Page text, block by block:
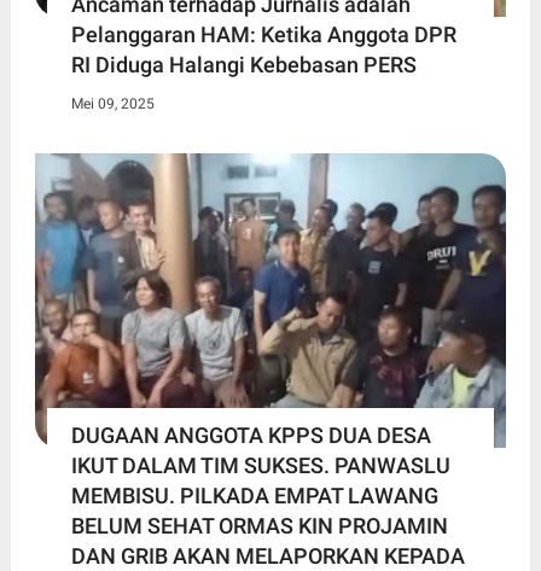
Pelanggaran HAM: Ketika Anggota DPR
RI Diduga Halangi Kebebasan PERS
Mei 09, 2025
DUGAAN ANGGOTA KPPS DUA DESA
IKUT DALAM TIM SUKSES. PANWASLU
MEMBISU. PILKADA EMPAT LAWANG
BELUM SEHAT ORMAS KIN PROJAMIN
DAN GRIB AKAN MELAPORKAN KEPADA